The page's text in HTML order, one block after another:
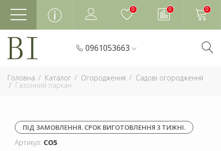
0 0 0
0961053663
Головна Каталог Огородження Садові огородження
Газонний паркан
ПІД ЗАМОВЛЕННЯ. СРОК ВИГОТОВЛЕННЯ 3 ТИЖНІ.
Артикул: СО5